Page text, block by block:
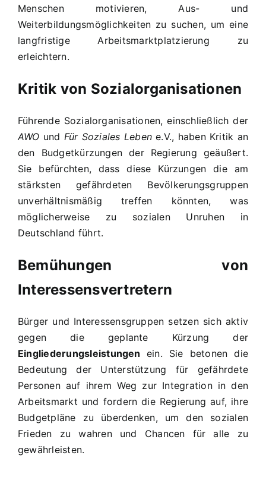
Menschen motivieren, Aus- und
Weiterbildungsmöglichkeiten zu suchen, um eine
langfristige Arbeitsmarktplatzierung zu
erleichtern.
Kritik von Sozialorganisationen
Führende Sozialorganisationen, einschließlich der
AWO und Für Soziales Leben e.V., haben Kritik an
den Budgetkürzungen der Regierung geäußert.
Sie befürchten, dass diese Kürzungen die am
stärksten gefährdeten Bevölkerungsgruppen
unverhältnismäßig treffen könnten, was
möglicherweise zu sozialen Unruhen in
Deutschland führt.
Bemühungen von
Interessensvertretern
Bürger und Interessensgruppen setzen sich aktiv
gegen die geplante Kürzung der
Eingliederungsleistungen ein. Sie betonen die
Bedeutung der Unterstützung für gefährdete
Personen auf ihrem Weg zur Integration in den
Arbeitsmarkt und fordern die Regierung auf, ihre
Budgetpläne zu überdenken, um den sozialen
Frieden zu wahren und Chancen für alle zu
gewährleisten.